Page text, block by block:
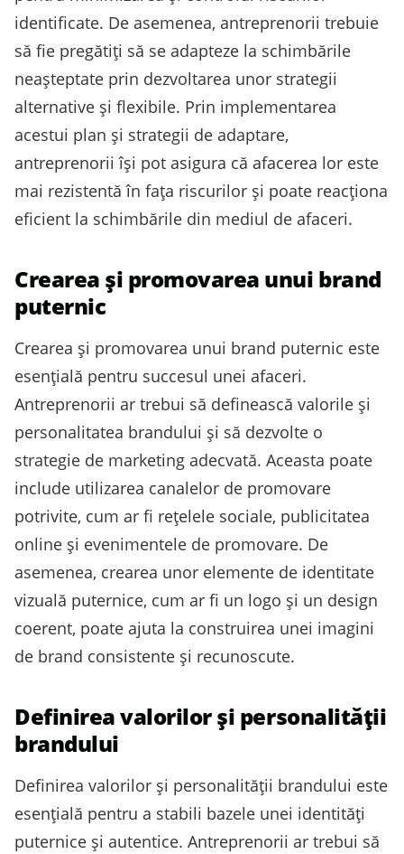
identificate. De asemenea, antreprenorii trebuie
să fie pregătiți să se adapteze la schimbările
neașteptate prin dezvoltarea unor strategii
alternative și flexibile. Prin implementarea
acestui plan și strategii de adaptare,
antreprenorii își pot asigura că afacerea lor este
mai rezistentă în fața riscurilor și poate reacționa
eficient la schimbările din mediul de afaceri.
Crearea și promovarea unui brand
puternic
Crearea și promovarea unui brand puternic este
esențială pentru succesul unei afaceri.
Antreprenorii ar trebui să definească valorile și
personalitatea brandului și să dezvolte o
strategie de marketing adecvată. Aceasta poate
include utilizarea canalelor de promovare
potrivite, cum ar fi rețelele sociale, publicitatea
online și evenimentele de promovare. De
asemenea, crearea unor elemente de identitate
vizuală puternice, cum ar fi un logo și un design
coerent, poate ajuta la construirea unei imagini
de brand consistente și recunoscute.
Definirea valorilor și personalității
brandului
Definirea valorilor și personalității brandului este
esențială pentru a stabili bazele unei identități
puternice și autentice. Antreprenorii ar trebui să